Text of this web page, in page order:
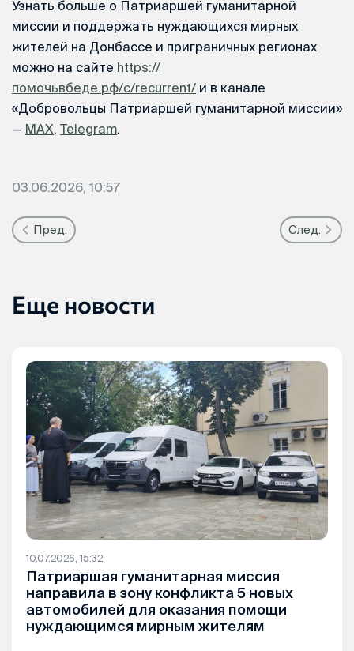
Узнать больше о Патриаршей гуманитарной
миссии и поддержать нуждающихся мирных
жителей на Донбассе и приграничных регионах
можно на сайте https://
помочьвбеде.рф/c/recurrent/ и в канале
«Добровольцы Патриаршей гуманитарной миссии»
— MAX, Telegram.
03.06.2026, 10:57
Пред. След.
Еще новости
10.07.2026, 15:32
Патриаршая гуманитарная миссия
направила в зону конфликта 5 новых
автомобилей для оказания помощи
нуждающимся мирным жителям